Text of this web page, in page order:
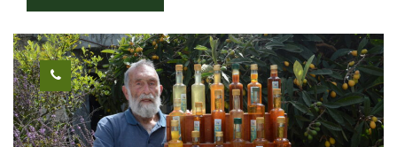
טכניקות שונות שתרכשו במהלך הסדנה - אנחנו נשייף נבריג ונצבע מוצר
עץ לבחירה מתוך מוצרים שונים: מדפים בצורות מיוחדות, ארגזי עץ
לאחסון, מתלים למפתחות, מוביילים, שעונים, אביזרים שונים לבית, לחדרי
ילדים ועוד. את המוצרים ניתן לקחת הביתה מיד בתום הסדנה. מתאים
לגילאי 6 ומעלה משך הסדנה כשעה מחיר: 155 ש"ח למשתתף